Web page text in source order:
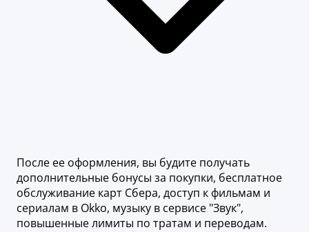
После ее оформления, вы будите получать
дополнительные бонусы за покупки, бесплатное
обслуживание карт Сбера, доступ к фильмам и
сериалам в Okko, музыку в сервисе "Звук",
повышенные лимиты по тратам и переводам.